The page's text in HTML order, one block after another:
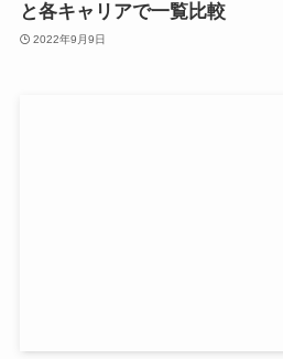
と各キャリアで一覧比較
2022年9月9日